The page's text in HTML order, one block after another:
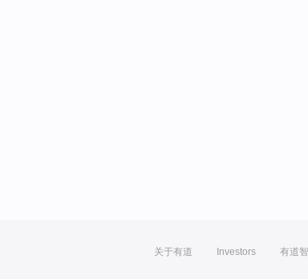
关于有道 Investors 有道